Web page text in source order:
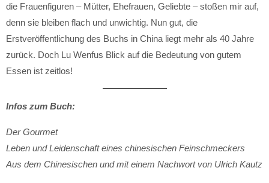
die Frauenfiguren – Mütter, Ehefrauen, Geliebte – stoßen mir auf,
denn sie bleiben flach und unwichtig. Nun gut, die
Erstveröffentlichung des Buchs in China liegt mehr als 40 Jahre
zurück. Doch Lu Wenfus Blick auf die Bedeutung von gutem
Essen ist zeitlos!
Infos zum Buch:
Der Gourmet
Leben und Leidenschaft eines chinesischen Feinschmeckers
Aus dem Chinesischen und mit einem Nachwort von Ulrich Kautz